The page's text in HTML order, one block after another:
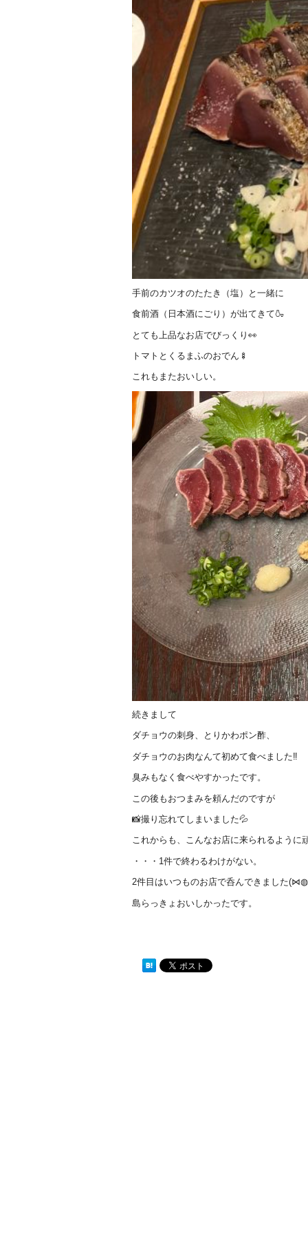
手前のカツオのたたき（塩）と一緒に
食前酒（日本酒にごり）が出てきて🍶
とても上品なお店でびっくり👀
トマトとくるまふのおでん🍢
これもまたおいしい。
続きまして
ダチョウの刺身、とりかわポン酢、
ダチョウのお肉なんて初めて食べました‼
臭みもなく食べやすかったです。
この後もおつまみを頼んだのですが
📸撮り忘れてしまいました💦
これからも、こんなお店に来られるように
・・・1件で終わるわけがない。
2件目はいつものお店で呑んできました
島らっきょおいしかったです。